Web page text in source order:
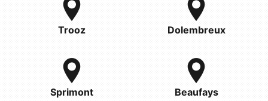
Trooz Dolembreux
Sprimont Beaufays